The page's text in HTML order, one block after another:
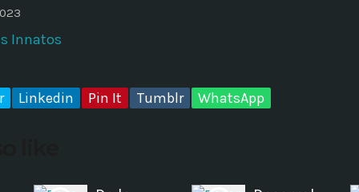
Innatos
Linkedin Pin It Tumblr WhatsApp